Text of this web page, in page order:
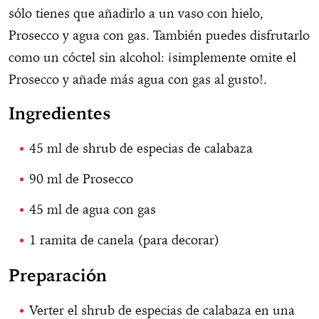
sólo tienes que añadirlo a un vaso con hielo,
Prosecco y agua con gas. También puedes disfrutarlo
como un cóctel sin alcohol: ¡simplemente omite el
Prosecco y añade más agua con gas al gusto!.
Ingredientes
45 ml de shrub de especias de calabaza
90 ml de Prosecco
45 ml de agua con gas
1 ramita de canela (para decorar)
Preparación
Verter el shrub de especias de calabaza en una